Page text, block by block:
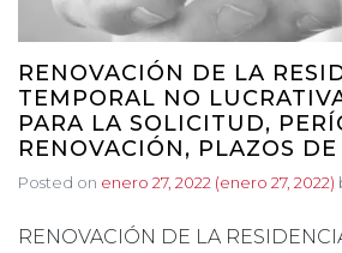
RENOVACIÓN DE LA
TEMPORAL NO
PARA LA SOLICITUD,
RENOVACIÓN, PLAZOS
Posted on enero 27, 2022 (enero 27, 2022)
RENOVACIÓN DE LA